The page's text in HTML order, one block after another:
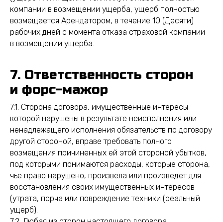
компании в возмещении ущерба, ущерб полностью
возмещается Арендатором, в течение 10 (Десяти)
рабочих дней с момента отказа страховой компании
в возмещении ущерба.
7. Ответственность сторон
и форс-мажор
7.1. Сторона договора, имущественные интересы
которой нарушены в результате неисполнения или
ненадлежащего исполнения обязательств по договору
другой стороной, вправе требовать полного
возмещения причиненных ей этой стороной убытков,
под которыми понимаются расходы, которые сторона,
чье право нарушено, произвела или произведет для
восстановления своих имущественных интересов
(утрата, порча или повреждение техники (реальный
ущерб).